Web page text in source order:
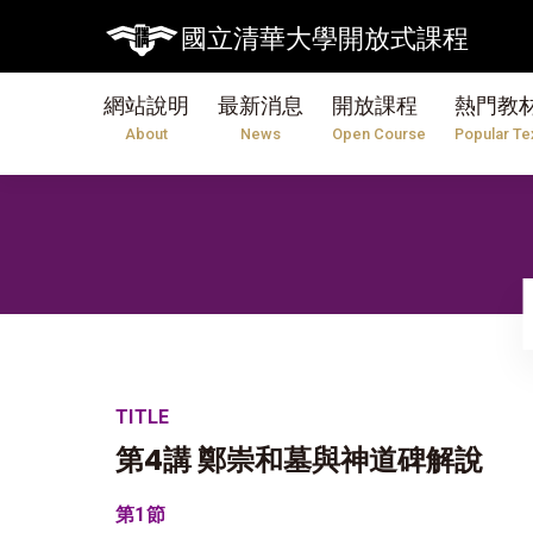
國立清華大學開放式課程
網站說明
About
最新消息
News
開放課程
Open Course
熱門教
Popular
TITLE
第4講 鄭崇和墓與神道碑解說
第1節